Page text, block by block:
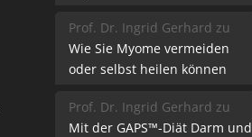
Prof. Dr. Ingrid Gerhard zu
Wie Sie Myome vermeiden
oder selbst heilen können
Prof. Dr. Ingrid Gerhard zu
Mit der GAPS™-Diät Darm und